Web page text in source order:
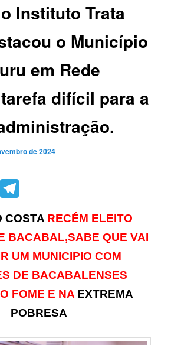
Instituto Trata
o Município
em Rede
difícil para a
de 2024
WhatsApp
COSTA RECÉM ELEITO
BACABAL,SABE QUE VAI
UM MUNICIPIO COM
DE BACABALENSES
FOME E NA EXTREMA
POBRESA